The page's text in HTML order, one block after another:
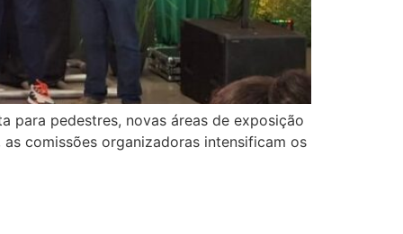
para pedestres, novas áreas de exposição
comissões organizadoras intensificam os